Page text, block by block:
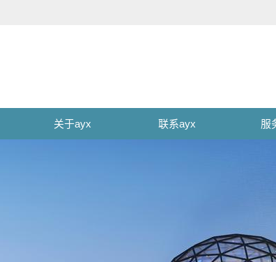
关于ayx 联系ayx 服